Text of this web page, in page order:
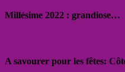
Millésime 2022 : grandiose…
A savourer pour les fêtes: